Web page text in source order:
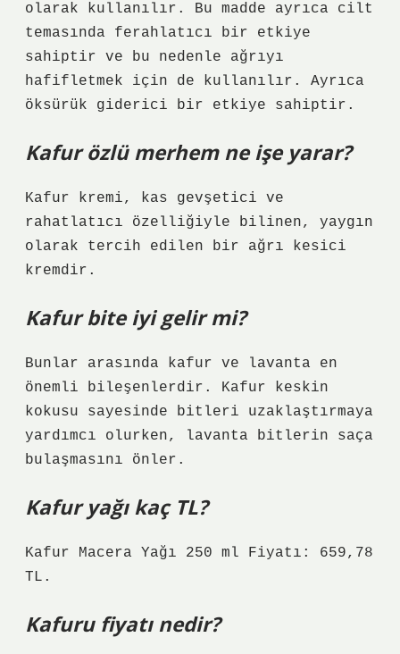
olarak kullanılır. Bu madde ayrıca cilt
temasında ferahlatıcı bir etkiye
sahiptir ve bu nedenle ağrıyı
hafifletmek için de kullanılır. Ayrıca
öksürük giderici bir etkiye sahiptir.
Kafur özlü merhem ne işe yarar?
Kafur kremi, kas gevşetici ve
rahatlatıcı özelliğiyle bilinen, yaygın
olarak tercih edilen bir ağrı kesici
kremdir.
Kafur bite iyi gelir mi?
Bunlar arasında kafur ve lavanta en
önemli bileşenlerdir. Kafur keskin
kokusu sayesinde bitleri uzaklaştırmaya
yardımcı olurken, lavanta bitlerin saça
bulaşmasını önler.
Kafur yağı kaç TL?
Kafur Macera Yağı 250 ml Fiyatı: 659,78
TL.
Kafuru fiyatı nedir?